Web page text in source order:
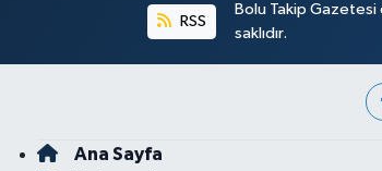
RSS
Bolu Takip Gazetesi
saklıdır.
Ana Sayfa